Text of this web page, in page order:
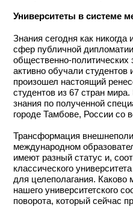
Университеты в системе
Знания сегодня как
сфер публичной
общественно-политических
активно обучали
произошел настоящий
студентов из 67 стран
знания по полученной
городе Тамбове, России со
Трансформация
международном
имеют разный статус и,
классического
для целеполагания. Каково
нашего университетского
поворота, который сейчас